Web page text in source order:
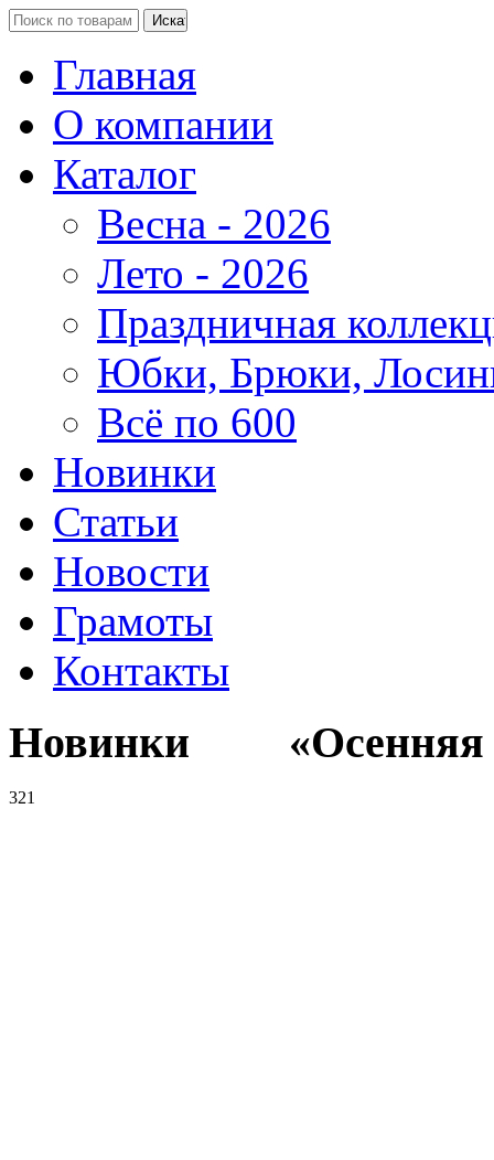
Главная
О компании
Каталог
Весна - 2026
Лето - 2026
Праздничная
Юбки, Брюки,
Всё по 600
Новинки
Статьи
Новости
Грамоты
Контакты
Новинки «Осенняя
321